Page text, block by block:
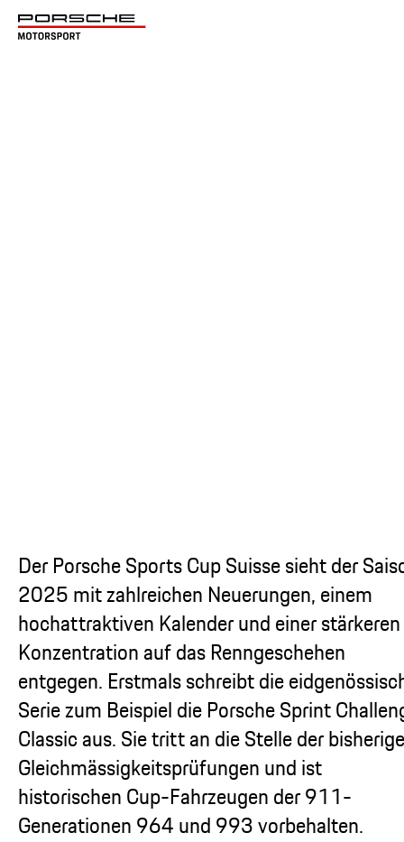
Der Porsche Sports Cup Suisse sieht der
2025 mit zahlreichen Neuerungen, einem
hochattraktiven Kalender und einer stärkeren
Konzentration auf das Renngeschehen
entgegen. Erstmals schreibt die
Serie zum Beispiel die Porsche Sprint
Classic aus. Sie tritt an die Stelle der
Gleichmässigkeitsprüfungen und ist
historischen Cup-Fahrzeugen der 911-
Generationen 964 und 993 vorbehalten.